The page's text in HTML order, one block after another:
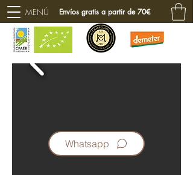
MENÚ Envíos gratis a partir de 70€
Whatsapp